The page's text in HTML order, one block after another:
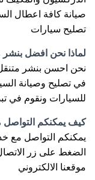
صيانة كافة اعطال
تصليح سيارات
لماذا نحن افضل
نحن احسن بنشر متنقل
في تصليح وصيانة
للسيارات ونقوم في
كيف يمكنكم
يمكنكم التواصل مع
الضغط على زر
موقعنا الالكتروني